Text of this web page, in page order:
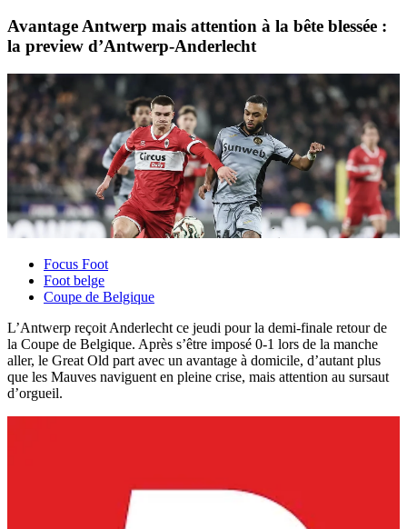
Avantage Antwerp mais attention à la bête blessée :
la preview d’Antwerp-Anderlecht
Focus Foot
Foot belge
Coupe de Belgique
L’Antwerp reçoit Anderlecht ce jeudi pour la demi-finale retour de
la Coupe de Belgique. Après s’être imposé 0-1 lors de la manche
aller, le Great Old part avec un avantage à domicile, d’autant plus
que les Mauves naviguent en pleine crise, mais attention au sursaut
d’orgueil.